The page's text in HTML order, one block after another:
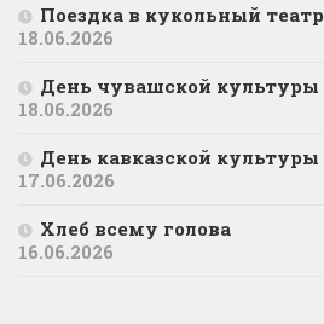
Поездка в кукольный театр
18.06.2026
День чувашской культуры
18.06.2026
День кавказской культуры
17.06.2026
Хлеб всему голова
16.06.2026